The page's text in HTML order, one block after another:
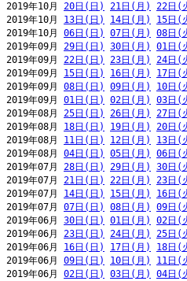
2019年10月 20日(日) 21日(月) 22日(
2019年10月 13日(日) 14日(月) 15日(
2019年10月 06日(日) 07日(月) 08日(
2019年09月 29日(日) 30日(月) 01日(
2019年09月 22日(日) 23日(月) 24日(
2019年09月 15日(日) 16日(月) 17日(
2019年09月 08日(日) 09日(月) 10日(
2019年09月 01日(日) 02日(月) 03日(
2019年08月 25日(日) 26日(月) 27日(
2019年08月 18日(日) 19日(月) 20日(
2019年08月 11日(日) 12日(月) 13日(
2019年08月 04日(日) 05日(月) 06日(
2019年07月 28日(日) 29日(月) 30日(
2019年07月 21日(日) 22日(月) 23日(
2019年07月 14日(日) 15日(月) 16日(
2019年07月 07日(日) 08日(月) 09日(
2019年06月 30日(日) 01日(月) 02日(
2019年06月 23日(日) 24日(月) 25日(
2019年06月 16日(日) 17日(月) 18日(
2019年06月 09日(日) 10日(月) 11日(
2019年06月 02日(日) 03日(月) 04日(